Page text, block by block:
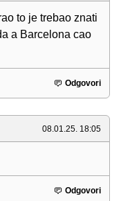
to je trebao znati
a Barcelona cao
Odgovori
08.01.25. 18:05
Odgovori